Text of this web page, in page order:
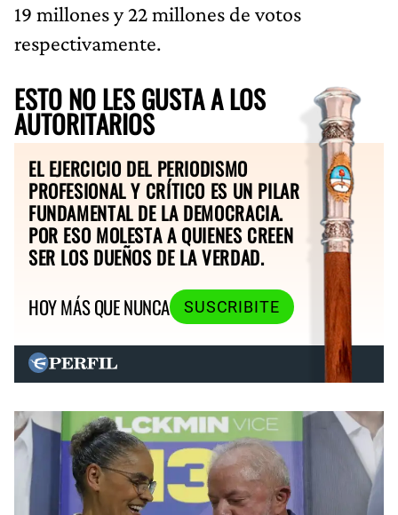
19 millones y 22 millones de votos
respectivamente.
ESTO NO LES GUSTA A LOS
AUTORITARIOS
EL EJERCICIO DEL PERIODISMO
PROFESIONAL Y CRÍTICO ES UN PILAR
FUNDAMENTAL DE LA DEMOCRACIA.
POR ESO MOLESTA A QUIENES CREEN
SER LOS DUEÑOS DE LA VERDAD.
HOY MÁS QUE NUNCA
SUSCRIBITE